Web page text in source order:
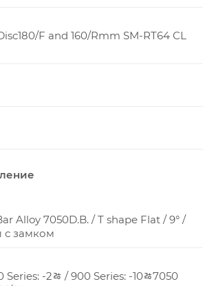
F and 160/Rmm SM-RT64 CL
Alloy 7050D.B. / T shape Flat / 9° /
с замком
Series: -2ﾰ / 900 Series: -10ﾰ7050